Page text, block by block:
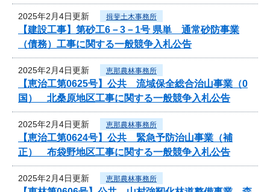
2025年2月4日更新 揖斐土木事務所
【建設工事】第砂工6－3－1号 県単 通常砂防事業
（債務）工事に関する一般競争入札公告
2025年2月4日更新 恵那農林事務所
【恵治工第0625号】公共 流域保全総合治山事業（0
国） 北桑原地区工事に関する一般競争入札公告
2025年2月4日更新 恵那農林事務所
【恵治工第0624号】公共 緊急予防治山事業（補
正） 布袋野地区工事に関する一般競争入札公告
2025年2月4日更新 恵那農林事務所